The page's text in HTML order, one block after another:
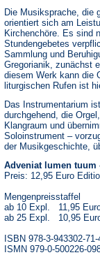
Die Musiksprache, die
orientiert sich am
Kirchenchöre. Es sind
Stundengebetes
Sammlung und
Gregorianik, zunächst
diesem Werk kann die
liturgischen Rufen ist
Das Instrumentarium
durchgehend, die
Klangraum und
Soloinstrument –
der Musikgeschichte,
Adveniat lumen tuum
Preis: 12,95 Euro
Mengenpreisstaffel
ab 10 Expl. 11,95
ab 25 Expl. 10,95
ISBN 978-3-943302-71-
ISMN 979-0-500226-